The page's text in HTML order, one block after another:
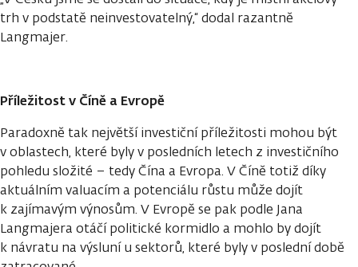
trh v podstatě neinvestovatelný,“ dodal razantně
Langmajer.
Příležitost v Číně a Evropě
Paradoxně tak největší investiční příležitosti mohou být
v oblastech, které byly v posledních letech z investičního
pohledu složité – tedy Čína a Evropa. V Číně totiž díky
aktuálním valuacím a potenciálu růstu může dojít
k zajímavým výnosům. V Evropě se pak podle Jana
Langmajera otáčí politické kormidlo a mohlo by dojít
k návratu na výsluní u sektorů, které byly v poslední době